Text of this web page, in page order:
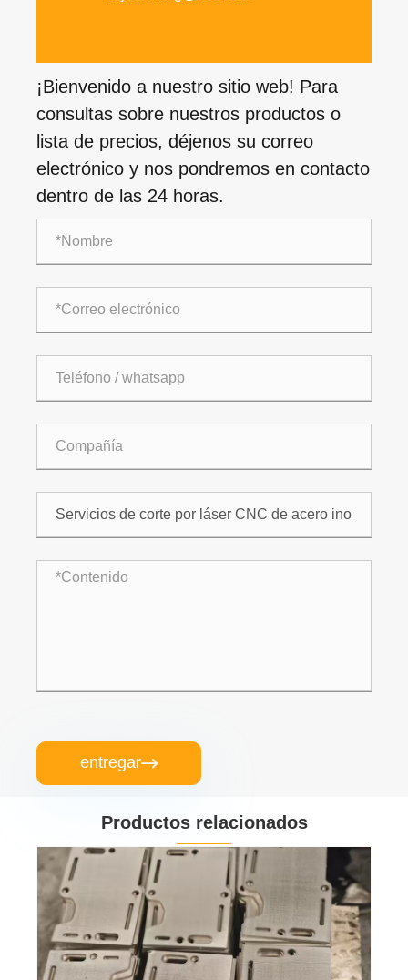
¡Bienvenido a nuestro sitio web! Para
consultas sobre nuestros productos o
lista de precios, déjenos su correo
electrónico y nos pondremos en contacto
dentro de las 24 horas.
entregar
Productos relacionados